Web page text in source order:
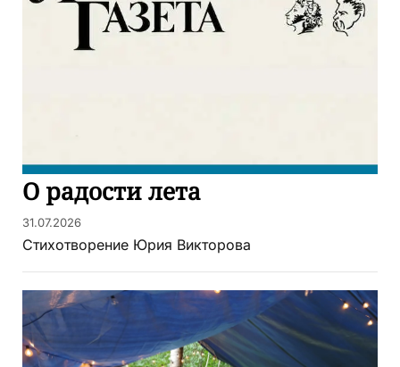
О радости лета
31.07.2026
Стихотворение Юрия Викторова